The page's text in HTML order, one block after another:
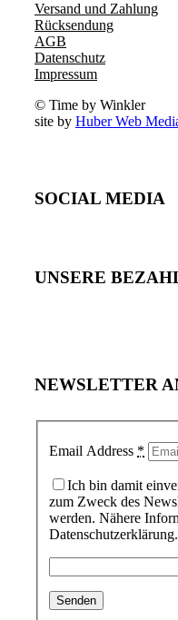
Versand und Zahlung
Rücksendung
AGB
Datenschutz
Impressum
© Time by Winkler
site by Huber Web
SOCIAL MEDIA
UNSERE
NEWSLETTER
Email Address *
Ich bin damit
zum Zweck des
werden. Nähere
Datenschutzerklärung.